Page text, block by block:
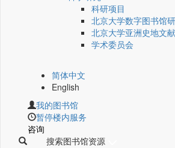
科研项目
北京大学数字图书馆
北京大学亚洲史地文
学术委员会
简体中文
English
我的图书馆
暂停楼内服务
咨询
搜索图书馆资源